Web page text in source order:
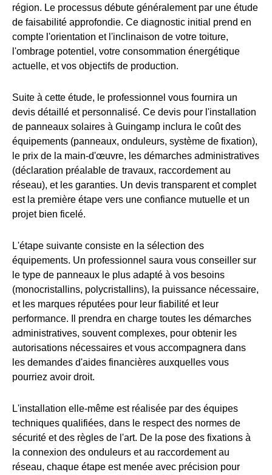
région. Le processus débute généralement par une étude
de faisabilité approfondie. Ce diagnostic initial prend en
compte l'orientation et l'inclinaison de votre toiture,
l'ombrage potentiel, votre consommation énergétique
actuelle, et vos objectifs de production.
Suite à cette étude, le professionnel vous fournira un
devis détaillé et personnalisé. Ce devis pour l'installation
de panneaux solaires à Guingamp inclura le coût des
équipements (panneaux, onduleurs, système de fixation),
le prix de la main-d'œuvre, les démarches administratives
(déclaration préalable de travaux, raccordement au
réseau), et les garanties. Un devis transparent et complet
est la première étape vers une confiance mutuelle et un
projet bien ficelé.
L'étape suivante consiste en la sélection des
équipements. Un professionnel saura vous conseiller sur
le type de panneaux le plus adapté à vos besoins
(monocristallins, polycristallins), la puissance nécessaire,
et les marques réputées pour leur fiabilité et leur
performance. Il prendra en charge toutes les démarches
administratives, souvent complexes, pour obtenir les
autorisations nécessaires et vous accompagnera dans
les demandes d'aides financières auxquelles vous
pourriez avoir droit.
L'installation elle-même est réalisée par des équipes
techniques qualifiées, dans le respect des normes de
sécurité et des règles de l'art. De la pose des fixations à
la connexion des onduleurs et au raccordement au
réseau, chaque étape est menée avec précision pour